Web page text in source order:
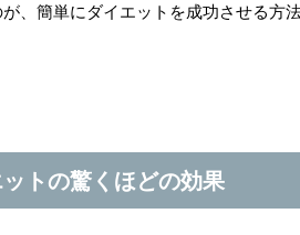
、簡単にダイエットを成功させる方法
トの驚くほどの効果